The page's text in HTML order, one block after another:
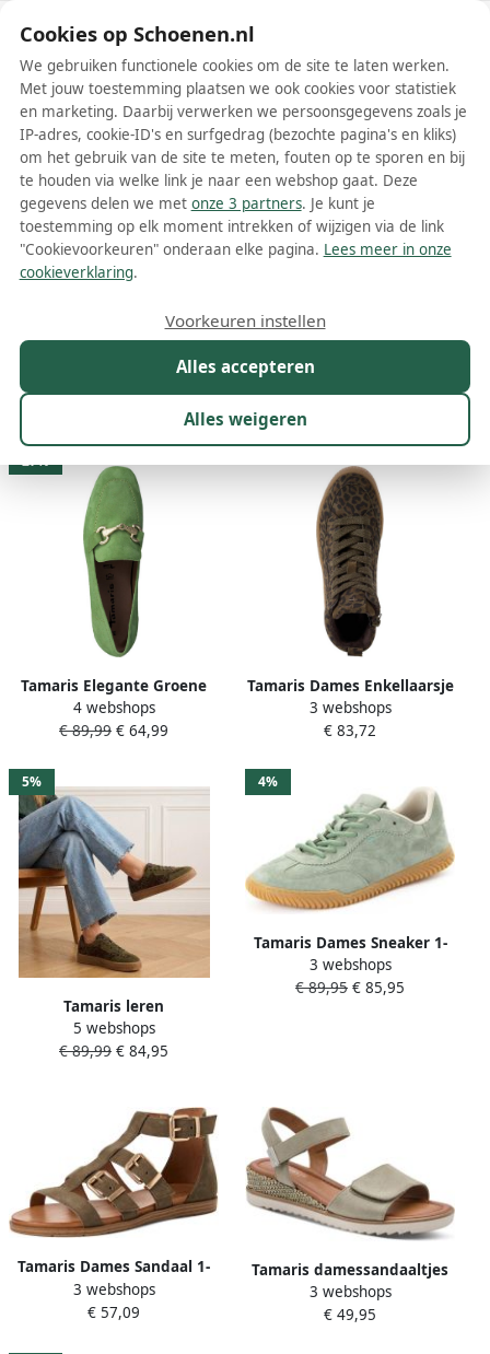
Schoenen.nl
Wis filters Alle filters
Groene Tamaris damesschoenen
Meer lezen
Kleur 1
195 resultaten:
27%
Tamaris Elegante Groene
Loafer Instapper Green
Dames
4 webshops
€ 89,99 € 64,99
Tamaris Dames Enkellaarsje
1-25203-45 792
3 webshops
€ 83,72
5%
Tamaris leren
damestrainers 1-23723-44-
792 Lage damesschoen
5 webshops
€ 89,99 € 84,95
4%
Tamaris Dames Sneaker 1-
23623-46 771
3 webshops
€ 89,95 € 85,95
Tamaris Dames Sandaal 1-
28125-46 744
3 webshops
€ 57,09
Tamaris damessandaaltjes
1-28118-44-771
damesschoenen sleehak
3 webshops
€ 49,95
Cookies op Schoenen.nl
We gebruiken functionele cookies om de site te laten werken.
Met jouw toestemming plaatsen we ook cookies voor statistiek
en marketing. Daarbij verwerken we persoonsgegevens zoals je
IP-adres, cookie-ID's en surfgedrag (bezochte pagina's en kliks)
om het gebruik van de site te meten, fouten op te sporen en bij
te houden via welke link je naar een webshop gaat. Deze
gegevens delen we met onze 3 partners. Je kunt je
toestemming op elk moment intrekken of wijzigen via de link
"Cookievoorkeuren" onderaan elke pagina. Lees meer in onze
cookieverklaring.
Alles accepteren
Alles weigeren
Voorkeuren instellen